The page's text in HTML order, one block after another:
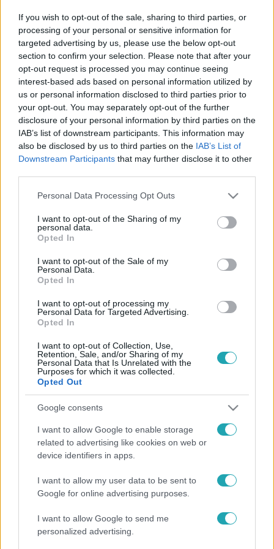
If you wish to opt-out of the sale, sharing to third parties, or
processing of your personal or sensitive information for
targeted advertising by us, please use the below opt-out
section to confirm your selection. Please note that after your
opt-out request is processed you may continue seeing
interest-based ads based on personal information utilized by
us or personal information disclosed to third parties prior to
your opt-out. You may separately opt-out of the further
disclosure of your personal information by third parties on the
IAB’s list of downstream participants. This information may
also be disclosed by us to third parties on the IAB’s List of
Downstream Participants that may further disclose it to other
Please note that this website/app uses one or more Google
not limited to your visit or usage behaviour. You may click to
grant or deny consent to Google and its third-party tags to
use your data for below specified purposes in below Google
consent section.
Personal Data Processing Opt Outs
I want to opt-out of the Sharing of my
personal data.
Opted In
I want to opt-out of the Sale of my
Personal Data.
Opted In
I want to opt-out of processing my
Personal Data for Targeted Advertising.
Opted In
I want to opt-out of Collection, Use,
Retention, Sale, and/or Sharing of my
Personal Data that Is Unrelated with the
Purposes for which it was collected.
Opted Out
Google consents
I want to allow Google to enable storage
related to advertising like cookies on web or
device identifiers in apps.
I want to allow my user data to be sent to
Google for online advertising purposes.
I want to allow Google to send me
personalized advertising.
Link másolása
A szentesi gyilkossággal gyanúsított férfit
Farkas Sándorhoz rokoni szál fűzi. A
fideszes képviselő azt mondta, reméli,
minél hamarabb elfogják az elkövetőt, és
felelősségre vonják.
legyen a Google-találatokban!
hírekről a Facebookon is!